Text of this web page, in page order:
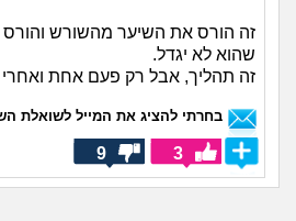
זה הורס את השיער מהשורש והורס
שהוא לא יגדל.
זה תהליך, אבל רק פעם אחת
בחרתי להציג את המייל לשואלת
3
9